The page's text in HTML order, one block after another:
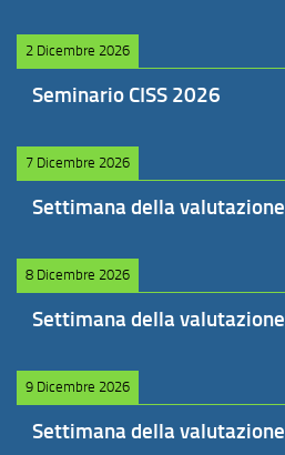
2 Dicembre 2026
Seminario CISS 2026
7 Dicembre 2026
Settimana della valutazione
8 Dicembre 2026
Settimana della valutazione
9 Dicembre 2026
Settimana della valutazione